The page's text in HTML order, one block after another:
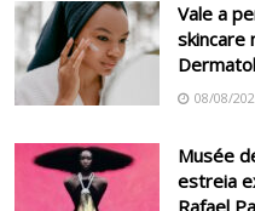
Vale a
skincare
08/08/
Musée
estreia
Rafael